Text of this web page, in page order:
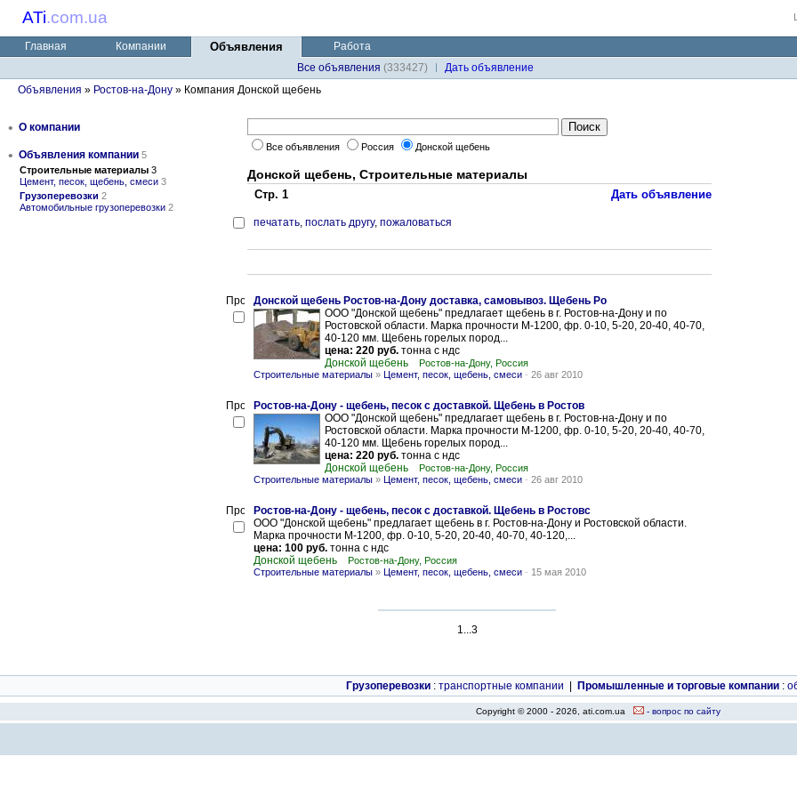
ATi.com.ua
Главная Компании Объявления
Работа
Все объявления (333427)
Дaть объявление
Объявления » Ростов-на-Дону » Компания Донской щебень
• О компании
• Объявления компании 5
Строительные материалы 3
Цемент, песок, щебень, смеси 3
Грузоперевозки 2
Автомобильные грузоперевозки 2
Все объявления Россия Донской щебень
Донской щебень, Строительные материалы
Стр. 1 Дать объявление
печатать, послать другу, пожаловаться
Донской щебень Ростов-на-Дону доставка, самовывоз. Щебень Ро
ООО "Донской щебень" предлагает щебень в г. Ростов-на-Дону и по
Ростовской области. Марка прочности М-1200, фр. 0-10, 5-20, 20-40, 40-70,
40-120 мм. Щебень горелых пород...
цена: 220 руб. тонна с ндс
Донской щебень
Ростов-на-Дону, Россия
Строительные материалы » Цемент, песок, щебень, смеси - 26 авг 2010
Ростов-на-Дону - щебень, песок с доставкой. Щебень в Ростов
ООО "Донской щебень" предлагает щебень в г. Ростов-на-Дону и по
Ростовской области. Марка прочности М-1200, фр. 0-10, 5-20, 20-40, 40-70,
40-120 мм. Щебень горелых пород...
цена: 220 руб. тонна с ндс
Донской щебень
Ростов-на-Дону, Россия
Строительные материалы » Цемент, песок, щебень, смеси - 26 авг 2010
Ростов-на-Дону - щебень, песок с доставкой. Щебень в Ростовс
ООО "Донской щебень" предлагает щебень в г. Ростов-на-Дону и Ростовской области.
Марка прочности М-1200, фр. 0-10, 5-20, 20-40, 40-70, 40-120,...
цена: 100 руб. тонна с ндс
Донской щебень
Ростов-на-Дону, Россия
Строительные материалы » Цемент, песок, щебень, смеси - 15 мая 2010
1...3
Грузоперевозки : транспортные компании Промышленные и торговые компании :
Copyright © 2000 - 2026, ati.com.ua - вопрос по сайту